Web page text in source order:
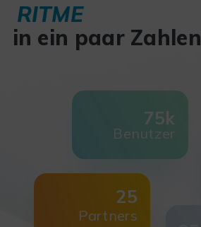
RITME
in ein paar Zahlen
75k
Benutzer
25
Partners